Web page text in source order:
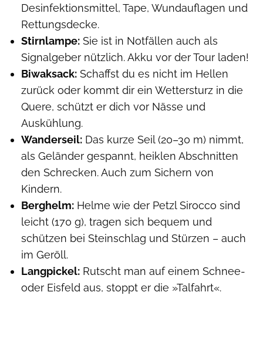
Desinfektionsmittel, Tape, Wundauflagen und
Rettungsdecke.
Stirnlampe: Sie ist in Notfällen auch als
Signalgeber nützlich. Akku vor der Tour laden!
Biwaksack: Schaffst du es nicht im Hellen
zurück oder kommt dir ein Wettersturz in die
Quere, schützt er dich vor Nässe und
Auskühlung.
Wanderseil: Das kurze Seil (20–30 m) nimmt,
als Geländer gespannt, heiklen Abschnitten
den Schrecken. Auch zum Sichern von
Kindern.
Berghelm: Helme wie der Petzl Sirocco sind
leicht (170 g), tragen sich bequem und
schützen bei Steinschlag und Stürzen – auch
im Geröll.
Langpickel: Rutscht man auf einem Schnee-
oder Eisfeld aus, stoppt er die »Talfahrt«.